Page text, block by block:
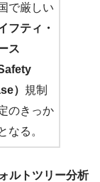
で厳しい
フティ・
ス
Safety
） 規制
のきっか
なる。
ルトツリー分析